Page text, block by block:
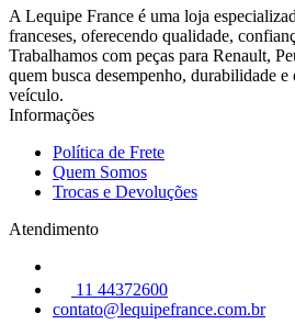
A Lequipe France é uma loja
franceses, oferecendo qualidade,
Trabalhamos com peças para Renault,
quem busca desempenho, durabilidade
veículo.
Informações
Política de Frete
Quem Somos
Trocas e Devoluções
Atendimento
11 44372600
contato@lequipefrance.com.br